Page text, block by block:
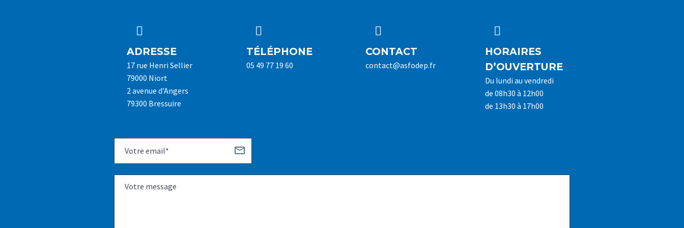


ADRESSE
17 rue Henri Sellier
79000 Niort
2 avenue d’Angers
79300 Bressuire


TÉLÉPHONE
05 49 77 19 60


CONTACT
contact@asfodep.fr


HORAIRES
D’OUVERTURE
Du lundi au vendredi
de 08h30 à 12h00
de 13h30 à 17h00